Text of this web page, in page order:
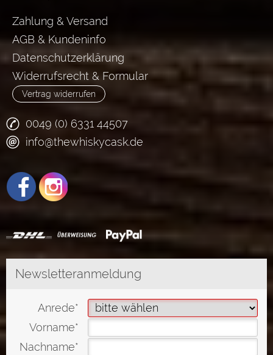
Zahlung & Versand
AGB & Kundeninfo
Datenschutzerklärung
Widerrufsrecht & Formular
Vertrag widerrufen
0049 (0) 6331 44507
info@thewhiskycask.de